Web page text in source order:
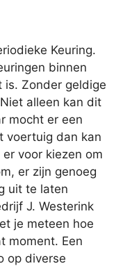
Keuring.
binnen
is. Zonder geldige
alleen kan dit
mocht er een
voertuig dan kan
voor kiezen om
er zijn genoeg
uit te laten
J. Westerink
je meteen hoe
moment. Een
op diverse